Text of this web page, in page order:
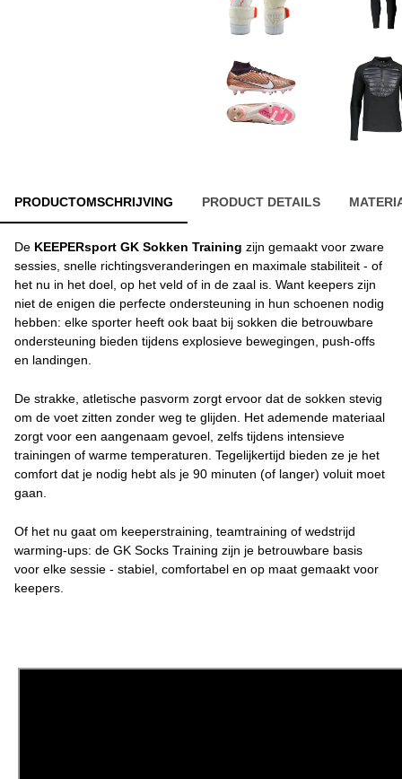
PRODUCTOMSCHRIJVING PRODUCT DETAILS
De KEEPERsport GK Sokken Training zijn gemaakt voor zware
sessies, snelle richtingsveranderingen en maximale stabiliteit - of
het nu in het doel, op het veld of in de zaal is. Want keepers zijn
niet de enigen die perfecte ondersteuning in hun schoenen nodig
hebben: elke sporter heeft ook baat bij sokken die betrouwbare
ondersteuning bieden tijdens explosieve bewegingen, push-offs
en landingen.
De strakke, atletische pasvorm zorgt ervoor dat de sokken stevig
om de voet zitten zonder weg te glijden. Het ademende materiaal
zorgt voor een aangenaam gevoel, zelfs tijdens intensieve
trainingen of warme temperaturen. Tegelijkertijd bieden ze je het
comfort dat je nodig hebt als je 90 minuten (of langer) voluit moet
gaan.
Of het nu gaat om keeperstraining, teamtraining of wedstrijd
warming-ups: de GK Socks Training zijn je betrouwbare basis
voor elke sessie - stabiel, comfortabel en op maat gemaakt voor
keepers.